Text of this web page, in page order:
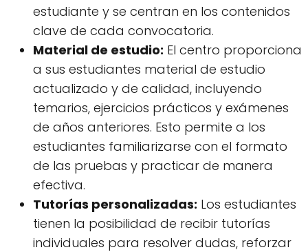
estudiante y se centran en los contenidos
clave de cada convocatoria.
Material de estudio: El centro proporciona
a sus estudiantes material de estudio
actualizado y de calidad, incluyendo
temarios, ejercicios prácticos y exámenes
de años anteriores. Esto permite a los
estudiantes familiarizarse con el formato
de las pruebas y practicar de manera
efectiva.
Tutorías personalizadas: Los estudiantes
tienen la posibilidad de recibir tutorías
individuales para resolver dudas, reforzar